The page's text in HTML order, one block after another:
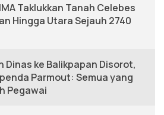
Taklukkan Tanah Celebes
Hingga Utara Sejauh 2740
Dinas ke Balikpapan Disorot,
Parmout: Semua yang
Pegawai